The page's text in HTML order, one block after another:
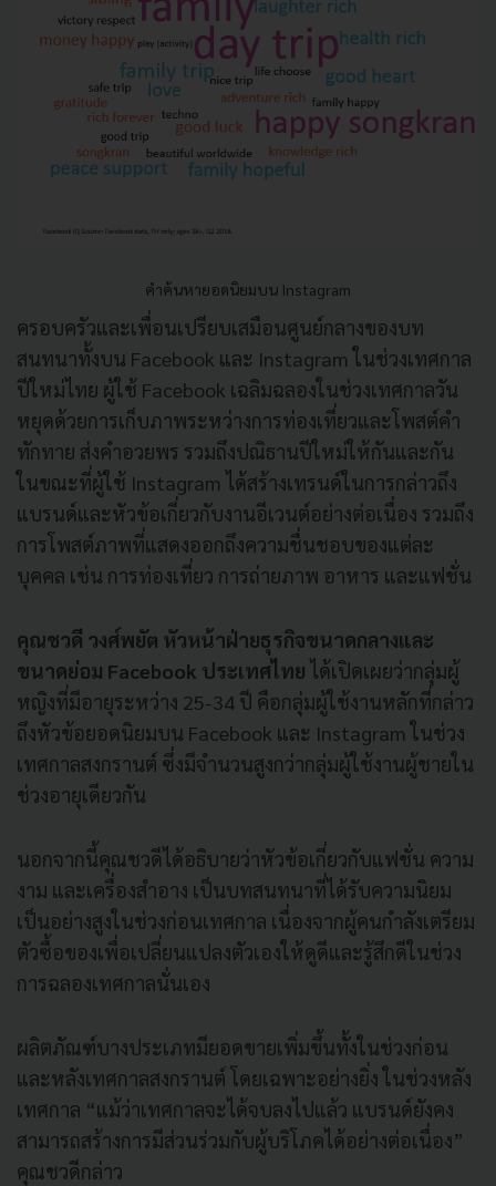
คำค้นหายอดนิยมบน Instagram
ครอบครัวและเพื่อนเปรียบเสมือนศูนย์กลางของบท
สนทนาทั้งบน Facebook และ Instagram ในช่วงเทศกาล
ปีใหม่ไทย ผู้ใช้ Facebook เฉลิมฉลองในช่วงเทศกาลวัน
หยุดด้วยการเก็บภาพระหว่างการท่องเที่ยวและโพสต์คำ
ทักทาย ส่งคำอวยพร รวมถึงปณิธานปีใหม่ให้กันและกัน
ในขณะที่ผู้ใช้ Instagram ได้สร้างเทรนด์ในการกล่าวถึง
แบรนด์และหัวข้อเกี่ยวกับงานอีเวนต์อย่างต่อเนื่อง รวมถึง
การโพสต์ภาพที่แสดงออกถึงความชื่นชอบของแต่ละ
บุคคล เช่น การท่องเที่ยว การถ่ายภาพ อาหาร และแฟชั่น
คุณชวดี วงศ์พยัต หัวหน้าฝ่ายธุรกิจขนาดกลางและ
ขนาดย่อม Facebook ประเทศไทย ได้เปิดเผยว่ากลุ่มผู้
หญิงที่มีอายุระหว่าง 25-34 ปี คือกลุ่มผู้ใช้งานหลักที่กล่าว
ถึงหัวข้อยอดนิยมบน Facebook และ Instagram ในช่วง
เทศกาลสงกรานต์ ซึ่งมีจำนวนสูงกว่ากลุ่มผู้ใช้งานผู้ชายใน
ช่วงอายุเดียวกัน
นอกจากนี้คุณชวดีได้อธิบายว่าหัวข้อเกี่ยวกับแฟชั่น ความ
งาม และเครื่องสำอาง เป็นบทสนทนาที่ได้รับความนิยม
เป็นอย่างสูงในช่วงก่อนเทศกาล เนื่องจากผู้คนกำลังเตรียม
ตัวซื้อของเพื่อเปลี่ยนแปลงตัวเองให้ดูดีและรู้สึกดีในช่วง
การฉลองเทศกาลนั่นเอง
ผลิตภัณฑ์บางประเภทมียอดขายเพิ่มขึ้นทั้งในช่วงก่อน
และหลังเทศกาลสงกรานต์ โดยเฉพาะอย่างยิ่ง ในช่วงหลัง
เทศกาล “แม้ว่าเทศกาลจะได้จบลงไปแล้ว แบรนด์ยังคง
สามารถสร้างการมีส่วนร่วมกับผู้บริโภคได้อย่างต่อเนื่อง”
คุณชวดีกล่าว